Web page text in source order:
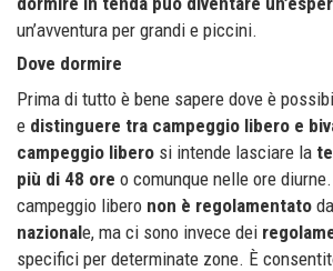
un’avventura per grandi e piccini.
Dove dormire
Prima di tutto è bene sapere dove è
e distinguere tra campeggio libero e
campeggio libero si intende lasciare la
più di 48 ore o comunque nelle ore diurne.
campeggio libero non è regolamentato
nazionale, ma ci sono invece dei
specifici per determinate zone. È